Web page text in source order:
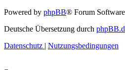
Powered by phpBB® Forum
Deutsche Übersetzung durch
Datenschutz
Nutzungsbedingungen